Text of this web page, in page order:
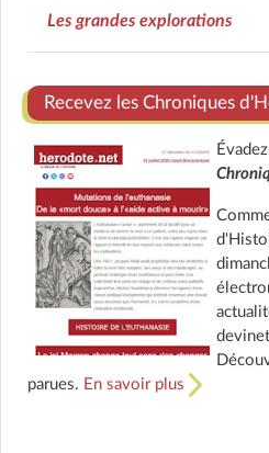
Les grandes explorations
Recevez les Chroniques
parues. En savoir plus